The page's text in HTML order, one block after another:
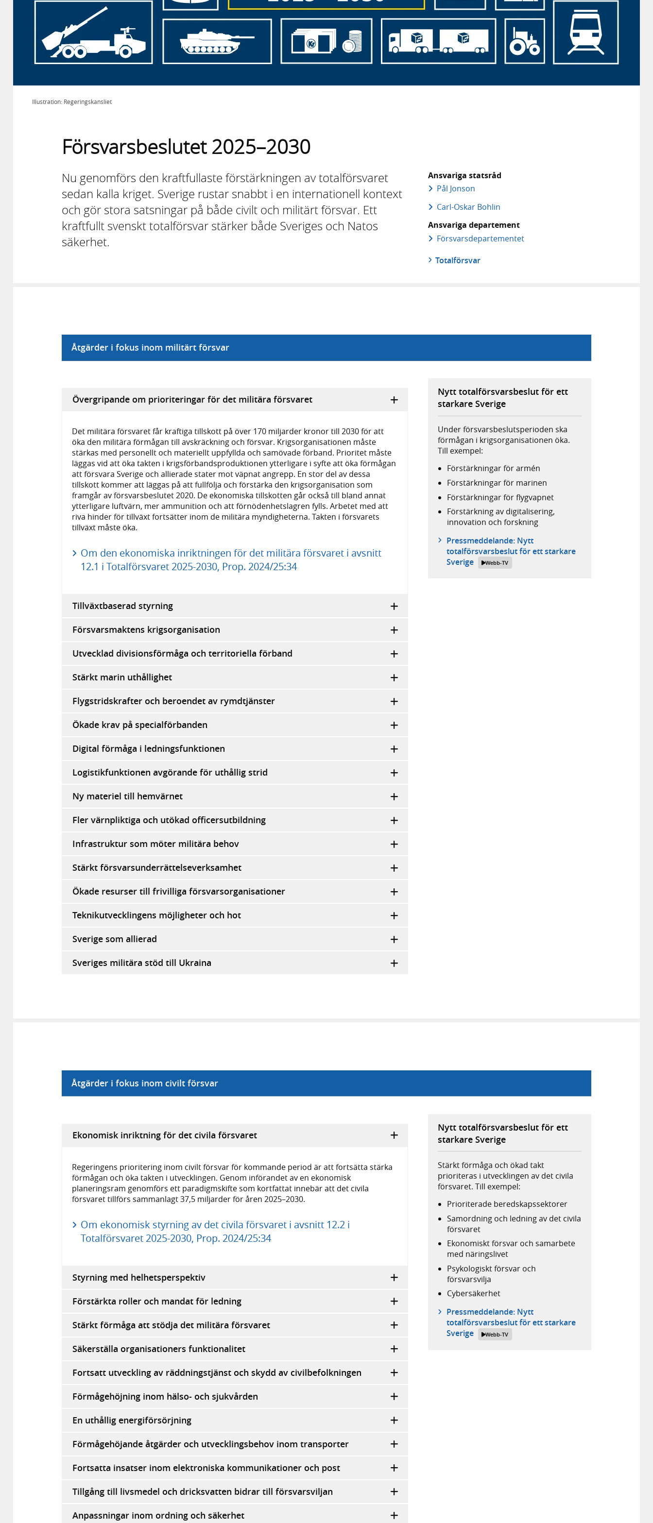
Illustration: Regeringskansliet
Försvarsbeslutet 2025–2030
Nu genomförs den kraftfullaste förstärkningen av totalförsvaret
sedan kalla kriget. Sverige rustar snabbt i en internationell kontext
och gör stora satsningar på både civilt och militärt försvar. Ett
kraftfullt svenskt totalförsvar stärker både Sveriges och Natos
säkerhet.
Ansvariga statsråd
Pål Jonson
Carl-Oskar Bohlin
Ansvariga departement
Försvars­departementet
Relaterad
Totalförsvar
Åtgärder i fokus inom militärt försvar
Övergripande om prioriteringar för det militära försvaret
Det militära försvaret får kraftiga tillskott på över 170 miljarder kronor till 2030 för att
öka den militära förmågan till avskräckning och försvar. Krigsorganisationen måste
stärkas med personellt och materiellt uppfyllda och samövade förband. Prioritet måste
läggas vid att öka takten i krigsförbandsproduktionen ytterligare i syfte att öka förmågan
att försvara Sverige och allierade stater mot väpnat angrepp. En stor del av dessa
tillskott kommer att läggas på att fullfölja och förstärka den krigsorganisation som
framgår av försvarsbeslutet 2020. De ekonomiska tillskotten går också till bland annat
ytterligare luftvärn, mer ammunition och att förnödenhetslagren fylls. Arbetet med att
riva hinder för tillväxt fortsätter inom de militära myndigheterna. Takten i försvarets
tillväxt måste öka.
Om den ekonomiska inriktningen för det militära försvaret i avsnitt
12.1 i Totalförsvaret 2025-2030, Prop. 2024/25:34
Tillväxtbaserad styrning
Försvarsmaktens krigsorganisation
Utvecklad divisionsförmåga och territoriella förband
Stärkt marin uthållighet
Flygstridskrafter och beroendet av rymdtjänster
Ökade krav på specialförbanden
Digital förmåga i ledningsfunktionen
Logistikfunktionen avgörande för uthållig strid
Ny materiel till hemvärnet
Fler värnpliktiga och utökad officersutbildning
Infrastruktur som möter militära behov
Stärkt försvarsunderrättelseverksamhet
Ökade resurser till frivilliga försvarsorganisationer
Teknikutvecklingens möjligheter och hot
Sverige som allierad
Sveriges militära stöd till Ukraina
Nytt totalförsvarsbeslut för ett
starkare Sverige
Under försvarsbeslutsperioden ska
förmågan i krigsorganisationen öka.
Till exempel:
Förstärkningar för armén
Förstärkningar för marinen
Förstärkningar för flygvapnet
Förstärkning av digitalisering,
innovation och forskning
Pressmeddelande: Nytt
totalförsvarsbeslut för ett starkare
Sverige
Webb-TV
Åtgärder i fokus inom civilt försvar
Ekonomisk inriktning för det civila försvaret
Regeringens prioritering inom civilt försvar för kommande period är att fortsätta stärka
förmågan och öka takten i utvecklingen. Genom införandet av en ekonomisk
planeringsram genomförs ett paradigmskifte som kortfattat innebär att det civila
försvaret tillförs sammanlagt 37,5 miljarder för åren 2025–2030.
Om ekonomisk styrning av det civila försvaret i avsnitt 12.2 i
Totalförsvaret 2025-2030, Prop. 2024/25:34
Styrning med helhetsperspektiv
Förstärkta roller och mandat för ledning
Stärkt förmåga att stödja det militära försvaret
Säkerställa organisationers funktionalitet
Fortsatt utveckling av räddningstjänst och skydd av civilbefolkningen
Förmågehöjning inom hälso- och sjukvården
En uthållig energiförsörjning
Förmågehöjande åtgärder och utvecklingsbehov inom transporter
Fortsatta insatser inom elektroniska kommunikationer och post
Tillgång till livsmedel och dricksvatten bidrar till försvarsviljan
Anpassningar inom ordning och säkerhet
Nytt totalförsvarsbeslut för ett
starkare Sverige
Stärkt förmåga och ökad takt
prioriteras i utvecklingen av det civila
försvaret. Till exempel:
Prioriterade beredskapssektorer
Samordning och ledning av det civila
försvaret
Ekonomiskt försvar och samarbete
med näringslivet
Psykologiskt försvar och
försvarsvilja
Cybersäkerhet
Pressmeddelande: Nytt
totalförsvarsbeslut för ett starkare
Sverige
Webb-TV